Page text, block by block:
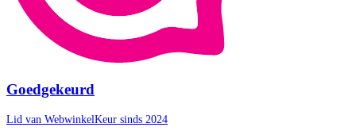
Goedgekeurd
Lid van WebwinkelKeur sinds 2024